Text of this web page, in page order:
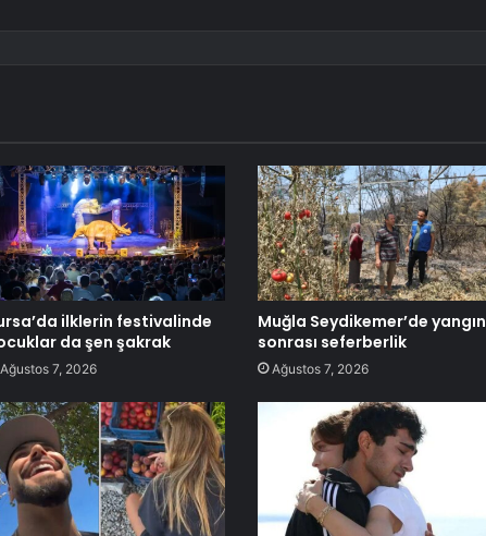
ilklerin festivalinde
da şen şakrak
Ağustos 7, 2026
Muğla Seydikemer’de yangın
sonrası seferberlik
Ağustos 7, 2026